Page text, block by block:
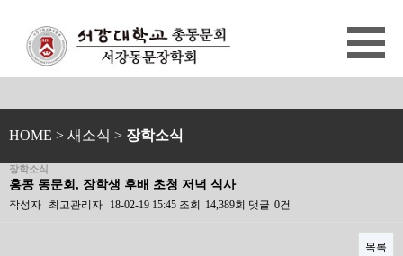
HOME > 새소식 > 장학소식
장학소식
홍콩 동문회, 장학생 후배 초청 저녁 식사
작성자 최고관리자 18-02-19 15:45 조회 14,389회 댓글 0건
목록